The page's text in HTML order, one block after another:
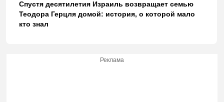
Спустя десятилетия Израиль возвращает семью
Теодора Герцля домой: история, о которой мало
кто знал
Реклама